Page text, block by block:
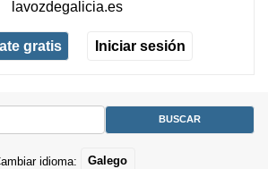
lavozdegalicia.es
gratis Iniciar sesión
idioma: Galego